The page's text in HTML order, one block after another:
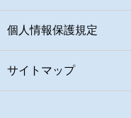
個人情報保護規定
サイトマップ